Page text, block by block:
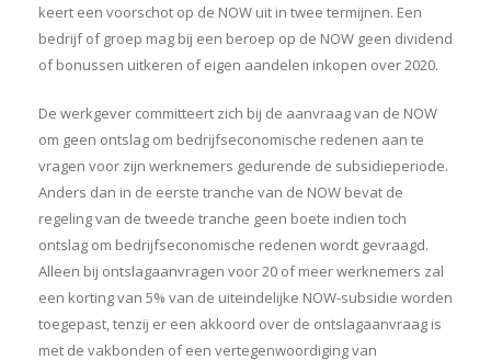
keert een voorschot op de NOW uit in twee termijnen. Een
bedrijf of groep mag bij een beroep op de NOW geen dividend
of bonussen uitkeren of eigen aandelen inkopen over 2020.
De werkgever committeert zich bij de aanvraag van de NOW
om geen ontslag om bedrijfseconomische redenen aan te
vragen voor zijn werknemers gedurende de subsidieperiode.
Anders dan in de eerste tranche van de NOW bevat de
regeling van de tweede tranche geen boete indien toch
ontslag om bedrijfseconomische redenen wordt gevraagd.
Alleen bij ontslagaanvragen voor 20 of meer werknemers zal
een korting van 5% van de uiteindelijke NOW-subsidie worden
toegepast, tenzij er een akkoord over de ontslagaanvraag is
met de vakbonden of een vertegenwoordiging van